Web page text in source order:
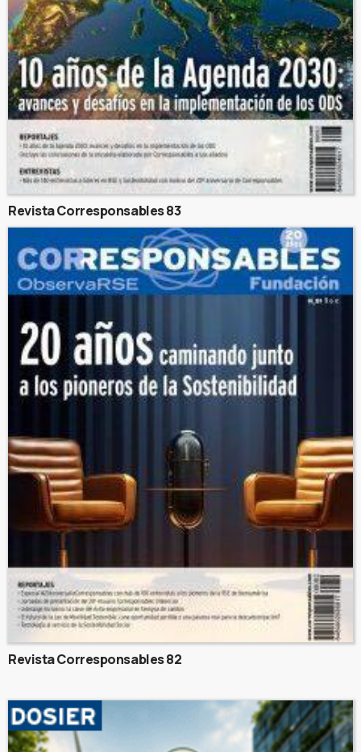
Revista Corresponsables 83
Revista Corresponsables 82